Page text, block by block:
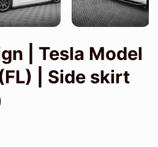
| Tesla Model
| Side skirt